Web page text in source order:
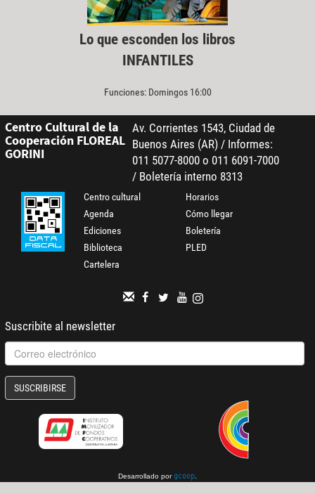
Lo que esconden los libros
INFANTILES
Funciones: Domingos 16:00
Centro Cultural de la
Cooperación FLOREAL
GORINI
Av. Corrientes 1543, Ciudad de
Buenos Aires (AR) / Informes:
011 5077-8000 o 011 6091-7000
/ Boletería interno 8313
Centro cultural
Agenda
Ediciones
Biblioteca
Cartelera
Horarios
Cómo llegar
Boletería
PLED
Suscribite al newsletter
SUSCRIBIRSE
Desarrollado por gcoop